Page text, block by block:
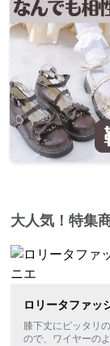
大人気！特集
ロリータファッ
膝下丈にピッタリ
ので、ワイヤーの